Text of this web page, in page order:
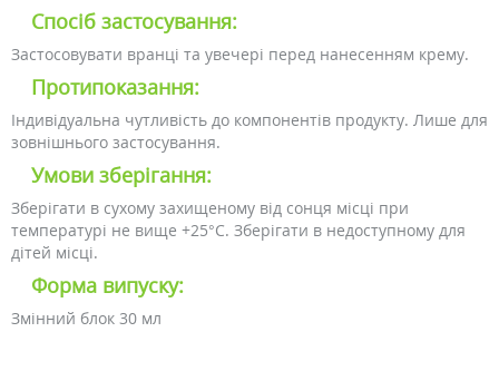
Спосіб застосування:
Застосовувати вранці та увечері перед нанесенням крему.
Протипоказання:
Індивідуальна чутливість до компонентів продукту. Лише для
зовнішнього застосування.
Умови зберігання:
Зберігати в сухому захищеному від сонця місці при
температурі не вище +25°C. Зберігати в недоступному для
дітей місці.
Форма випуску:
Змінний блок 30 мл